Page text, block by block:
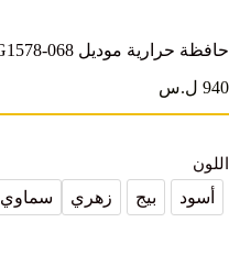
حافظة حرارية موديل YG1578-068
940 ل.س
اللون
أسود بيج زهري سماوي